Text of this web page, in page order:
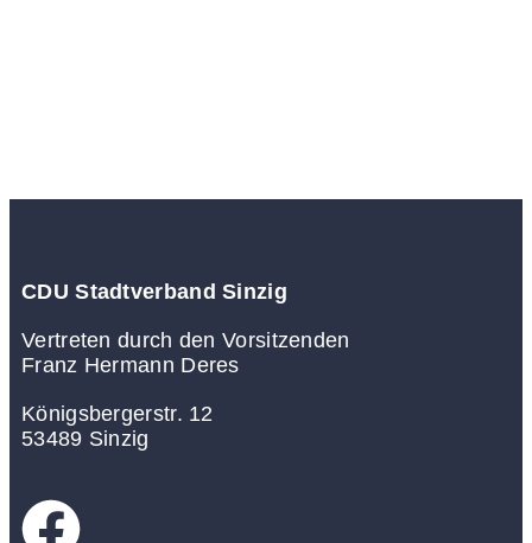
CDU Stadtverband Sinzig
Vertreten durch den Vorsitzenden
Franz Hermann Deres
Königsbergerstr. 12
53489 Sinzig